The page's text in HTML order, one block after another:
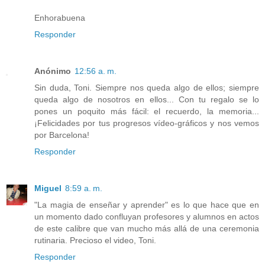
Enhorabuena
Responder
Anónimo 12:56 a. m.
Sin duda, Toni. Siempre nos queda algo de ellos; siempre
queda algo de nosotros en ellos... Con tu regalo se lo
pones un poquito más fácil: el recuerdo, la memoria...
¡Felicidades por tus progresos vídeo-gráficos y nos vemos
por Barcelona!
Responder
Miguel 8:59 a. m.
"La magia de enseñar y aprender" es lo que hace que en
un momento dado confluyan profesores y alumnos en actos
de este calibre que van mucho más allá de una ceremonia
rutinaria. Precioso el video, Toni.
Responder